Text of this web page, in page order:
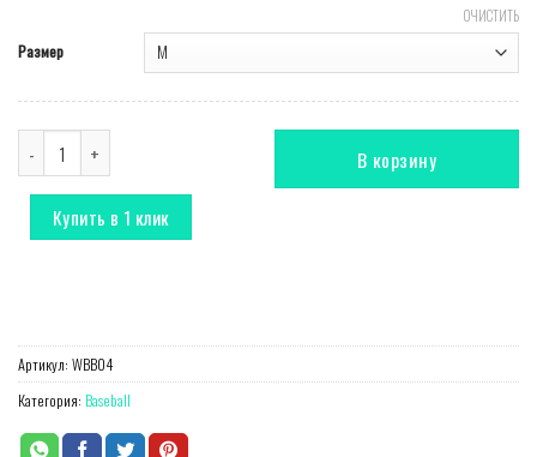
Размер
ОЧИСТИТЬ
Количество Комбинезон Baseball Purple
В корзину
Купить в 1 клик
Артикул: WBB04
Категория: Baseball